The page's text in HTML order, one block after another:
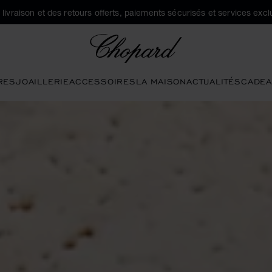
livraison et des retours offerts, paiements sécurisés et services
JOAILLERIEACCESSOIRESLA MAISONACTUALITÉS